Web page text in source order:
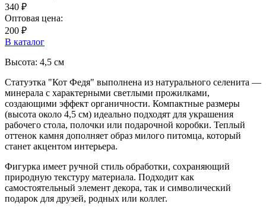
340 ₽
Оптовая цена:
200 ₽
В каталог
Высота: 4,5 см
Статуэтка "Кот Федя" выполнена из натурального селенита —
минерала с характерными светлыми прожилками,
создающими эффект органичности. Компактные размеры
(высота около 4,5 см) идеально подходят для украшения
рабочего стола, полочки или подарочной коробки. Теплый
оттенок камня дополняет образ милого питомца, который
станет акцентом интерьера.
Фигурка имеет ручной стиль обработки, сохраняющий
природную текстуру материала. Подходит как
самостоятельный элемент декора, так и символический
подарок для друзей, родных или коллег.